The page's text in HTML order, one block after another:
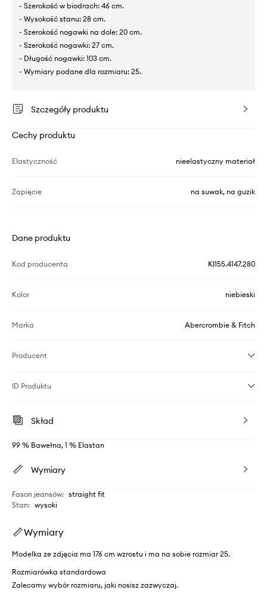
- Szerokość w biodrach: 46 cm.
- Wysokość stanu: 28 cm.
- Szerokość nogawki na dole: 20 cm.
- Szerokość nogawki: 27 cm.
- Długość nogawki: 103 cm.
- Wymiary podane dla rozmiaru: 25.
Szczegóły produktu
Cechy produktu
Elastyczność nieelastyczny materiał
Zapięcie na suwak, na guzik
Dane produktu
Kod producenta KI155.4147.280
Kolor niebieski
Marka Abercrombie & Fitch
Producent
ID Produktu
Skład
99 % Bawełna, 1 % Elastan
Wymiary
Fason jeansów: straight fit
Stan: wysoki
Wymiary
Modelka ze zdjęcia ma 176 cm wzrostu i ma na sobie rozmiar 25.
Rozmiarówka standardowa
Zalecamy wybór rozmiaru, jaki nosisz zazwyczaj.